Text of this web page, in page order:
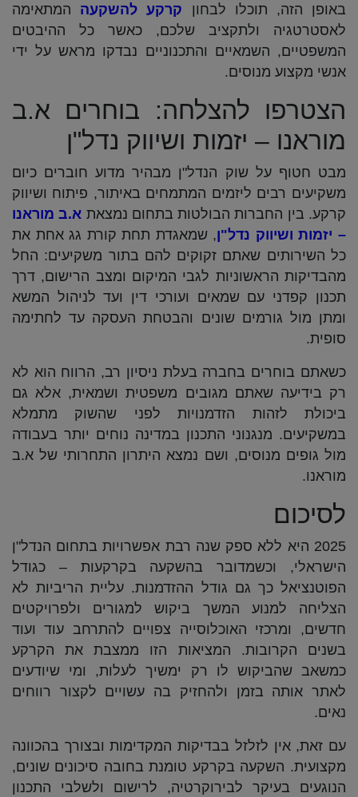
באופן הזה, תוכלו לבחון קרקע להשקעה המתאימה
לאסטרטגיה ולתקציב שלכם, כאשר כל ההיבטים
המשפטיים, השמאיים והתכנוניים נבדקו מראש על ידי
אנשי מקצוע מנוסים.
הצטרפו להצלחה: בוחרים א.ב
מוראנו – יזמות ושיווק נדל"ן
מבט חטוף על שוק הנדל"ן מבהיר מדוע חוברים כיום
משקיעים רבים ליזמים המתמחים באיתור, פיתוח ושיווק
קרקע. בין החברות הבולטות בתחום נמצאת א.ב מוראנו
– יזמות ושיווק נדל"ן, שמאגדת תחת קורת גג אחת את
כל השירותים שאתם זקוקים להם בתור משקיעים: החל
מהבדיקות הראשוניות לגבי המיקום ומצב הרישום, דרך
תכנון קפדני עם שמאים ועורכי דין ועד לניהול המשא
ומתן מול גורמים שונים והבטחת העסקה עד לחתימה
סופית.
כשאתם בוחרים בחברה בעלת ניסיון רב, הרווח הוא לא
רק בידיעה שאתם מגובים משפטית ושמאית, אלא גם
ביכולת לזהות הזדמנויות לפני שהשוק מתמלא
במשקיעים. מנגנוני התכנון במדינה נוחים יותר בעבודה
מול גופים מנוסים, ושם נמצא היתרון התחרותי של א.ב
מוראנו.
לסיכום
2025 היא ללא ספק שנה רבת אפשרויות בתחום הנדל"ן
הישראלי, וכשמדובר בהשקעה בקרקעות – כגודל
הפוטנציאל כך גם גודל ההזדמנות. עליית הריביות לא
הצליחה למנוע המשך ביקוש למגורים ולפרויקטים
חדשים, ומרכזי האוכלוסייה צפויים להתרחב עוד ועוד
בשנים הקרובות. המציאות הזו ממצבת את הקרקע
כמשאב שהביקוש לו רק ימשיך לעלות, ומי שיודעים
לאתר אותה בזמן ולהחזיק בה עשויים לקצור רווחים
נאים.
עם זאת, אין לזלזל בבדיקות המקדימות ובצורך בהכוונה
מקצועית. השקעה בקרקע טומנת בחובה סיכונים שונים,
הנוגעים בעיקר לבירוקרטיה, לרישום ולשלבי התכנון